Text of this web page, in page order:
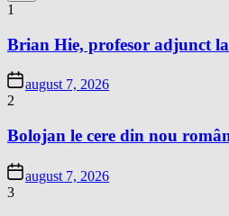
1
Brian Hie, profesor adjunct
august 7, 2026
2
Bolojan le cere din nou
august 7, 2026
3